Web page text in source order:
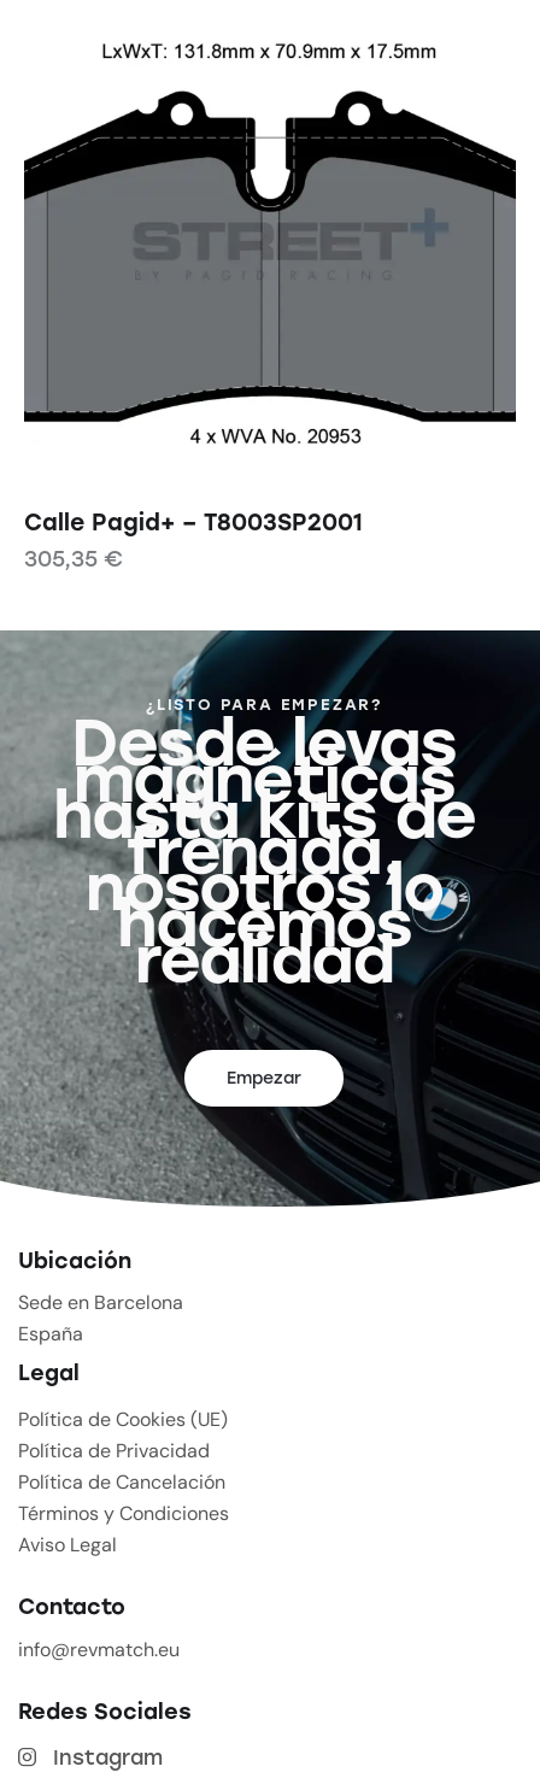
Calle Pagid+ – T8003SP2001
305,35 €
¿LISTO PARA EMPEZAR?
Desde levas
magnéticas
hasta kits de
frenada,
nosotros lo
hacemos
realidad
Empezar
Ubicación
Sede en Barcelona
España
Legal
Política de Cookies (UE)
Política de Privacidad
Política de Cancelación
Términos y Condiciones
Aviso Legal
Contacto
info@revmatch.eu
Redes Sociales
Instagram